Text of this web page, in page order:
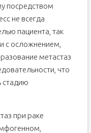
посредством
не всегда
пациента, так
с осложнением,
метастаз
что
стадию
при раке